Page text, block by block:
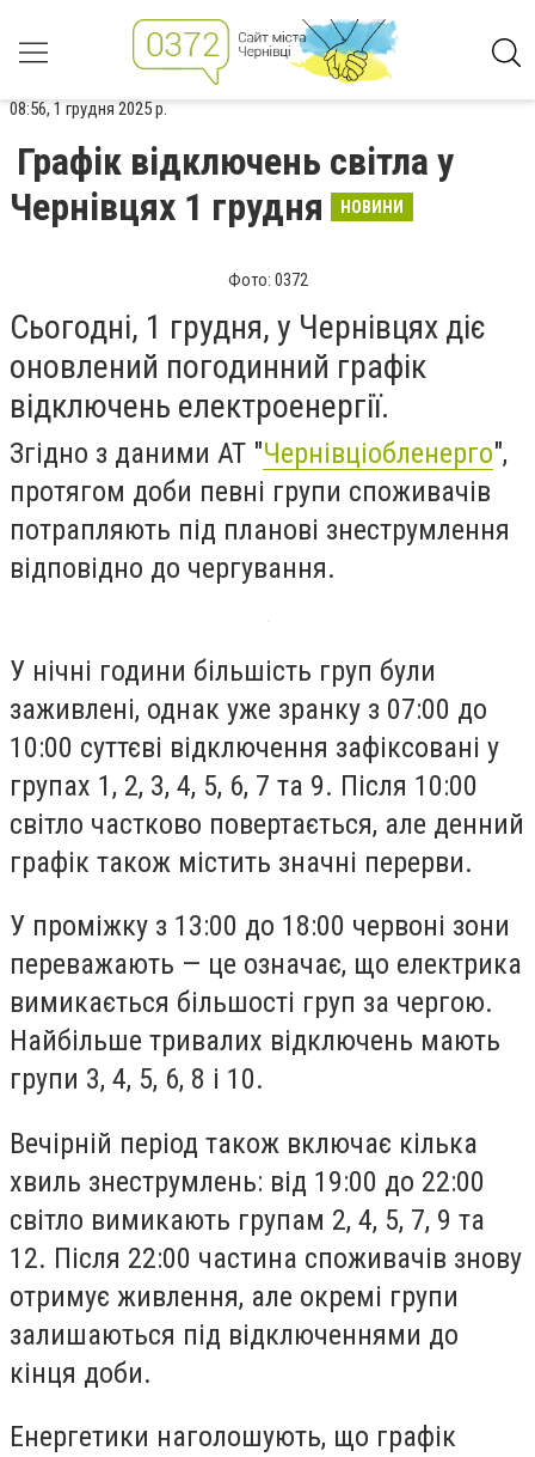
08:56, 1 грудня 2025 р.
Графік відключень світла у
Чернівцях 1 грудня
НОВИНИ
Фото: 0372
Сьогодні, 1 грудня, у Чернівцях діє
оновлений погодинний графік
відключень електроенергії.
Згідно з даними АТ "Чернівціобленерго",
протягом доби певні групи споживачів
потрапляють під планові знеструмлення
відповідно до чергування.
У нічні години більшість груп були
заживлені, однак уже зранку з 07:00 до
10:00 суттєві відключення зафіксовані у
групах 1, 2, 3, 4, 5, 6, 7 та 9. Після 10:00
світло частково повертається, але денний
графік також містить значні перерви.
У проміжку з 13:00 до 18:00 червоні зони
переважають — це означає, що електрика
вимикається більшості груп за чергою.
Найбільше тривалих відключень мають
групи 3, 4, 5, 6, 8 і 10.
Вечірній період також включає кілька
хвиль знеструмлень: від 19:00 до 22:00
світло вимикають групам 2, 4, 5, 7, 9 та
12. Після 22:00 частина споживачів знову
отримує живлення, але окремі групи
залишаються під відключеннями до
кінця доби.
Енергетики наголошують, що графік